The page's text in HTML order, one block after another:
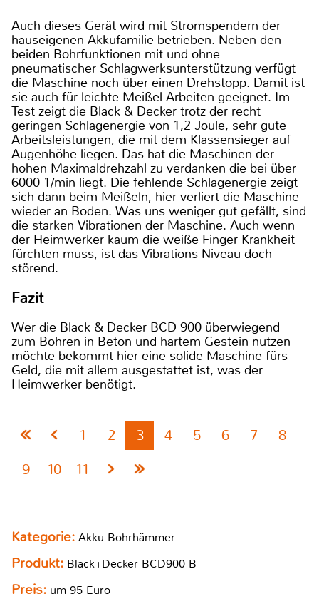
Auch dieses Gerät wird mit Stromspendern der
hauseigenen Akkufamilie betrieben. Neben den
beiden Bohrfunktionen mit und ohne
pneumatischer Schlagwerksunterstützung verfügt
die Maschine noch über einen Drehstopp. Damit ist
sie auch für leichte Meißel-Arbeiten geeignet. Im
Test zeigt die Black & Decker trotz der recht
geringen Schlagenergie von 1,2 Joule, sehr gute
Arbeitsleistungen, die mit dem Klassensieger auf
Augenhöhe liegen. Das hat die Maschinen der
hohen Maximaldrehzahl zu verdanken die bei über
6000 1/min liegt. Die fehlende Schlagenergie zeigt
sich dann beim Meißeln, hier verliert die Maschine
wieder an Boden. Was uns weniger gut gefällt, sind
die starken Vibrationen der Maschine. Auch wenn
der Heimwerker kaum die weiße Finger Krankheit
fürchten muss, ist das Vibrations-Niveau doch
störend.
Fazit
Wer die Black & Decker BCD 900 überwiegend
zum Bohren in Beton und hartem Gestein nutzen
möchte bekommt hier eine solide Maschine fürs
Geld, die mit allem ausgestattet ist, was der
Heimwerker benötigt.
1 2 3 4 5 6 7
8
9
10 11
Kategorie: Akku-Bohrhämmer
Produkt: Black+Decker BCD900 B
Preis: um 95 Euro